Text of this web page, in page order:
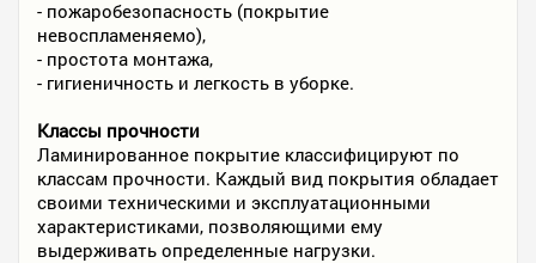
- пожаробезопасность (покрытие
невоспламеняемо),
- простота монтажа,
- гигиеничность и легкость в уборке.
Классы прочности
Ламинированное покрытие классифицируют по
классам прочности. Каждый вид покрытия обладает
своими техническими и эксплуатационными
характеристиками, позволяющими ему
выдерживать определенные нагрузки.